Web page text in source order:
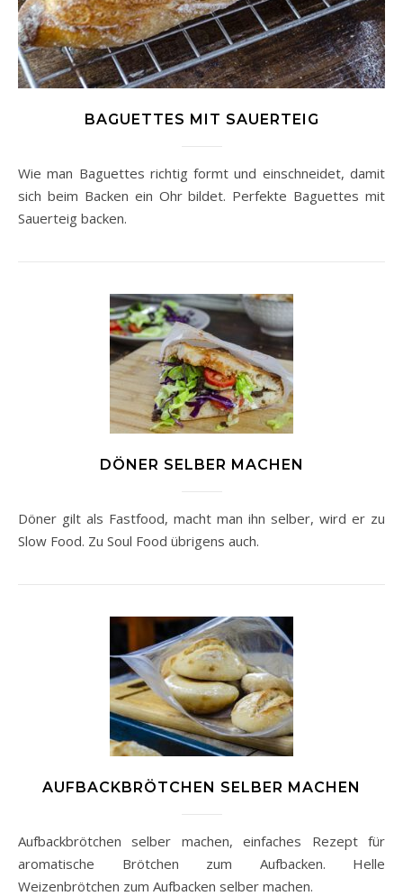
BAGUETTES MIT SAUERTEIG
Wie man Baguettes richtig formt und einschneidet, damit
sich beim Backen ein Ohr bildet. Perfekte Baguettes mit
Sauerteig backen.
DÖNER SELBER MACHEN
Döner gilt als Fastfood, macht man ihn selber, wird er zu
Slow Food. Zu Soul Food übrigens auch.
AUFBACKBRÖTCHEN SELBER MACHEN
Aufbackbrötchen selber machen, einfaches Rezept für
aromatische Brötchen zum Aufbacken. Helle
Weizenbrötchen zum Aufbacken selber machen.